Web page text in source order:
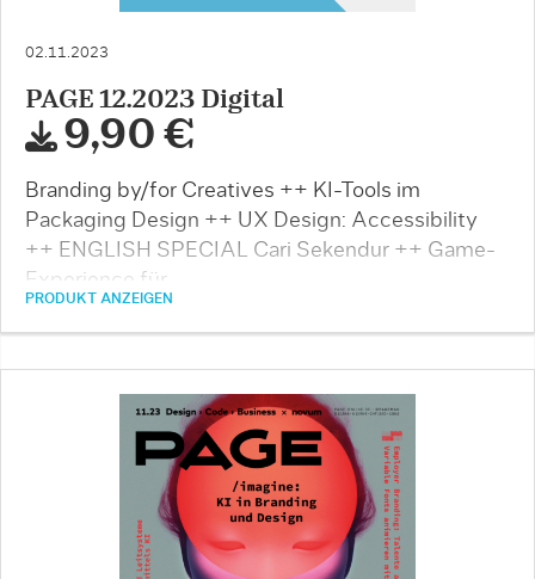
02.11.2023
PAGE 12.2023 Digital
9,90 €
Branding by/for Creatives ++ KI-Tools im
Packaging Design ++ UX Design: Accessibility
++ ENGLISH SPECIAL Cari Sekendur ++ Game-
Experience für …
PRODUKT ANZEIGEN